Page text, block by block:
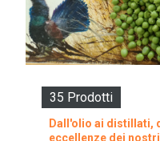
35 Prodotti
Dall'olio ai distillati,
eccellenze dei